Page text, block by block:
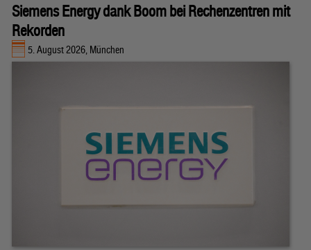
Siemens Energy dank Boom bei Rechenzentren mit
Rekorden
5. August 2026, München